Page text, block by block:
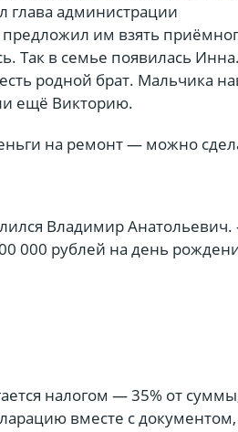
глава администрации
предложил им взять
Так в семье по­яви­лась Инна.
родной брат. Мальчика
ещё Викторию.
на ремонт — можно
Владимир
000 рублей на день
налогом — 35% от
вместе с документом,